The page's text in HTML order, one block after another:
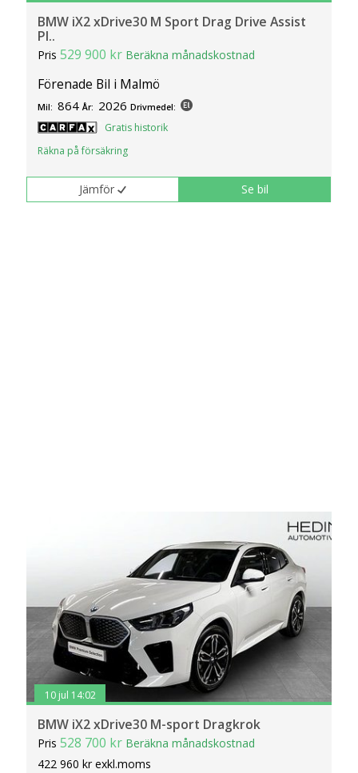
BMW iX2 xDrive30 M Sport Drag Drive Assist
Pl..
Pris529 900 kr Beräkna månadskostnad
Förenade Bil i Malmö
Mil: 864 År: 2026 Drivmedel:
Gratis historik
Räkna på försäkring
Jämför Se bil
10 jul 14:02
BMW iX2 xDrive30 M-sport Dragkrok
Pris528 700 kr Beräkna månadskostnad
422 960 kr exkl.moms